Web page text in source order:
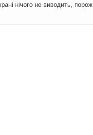
нічого не виводить,